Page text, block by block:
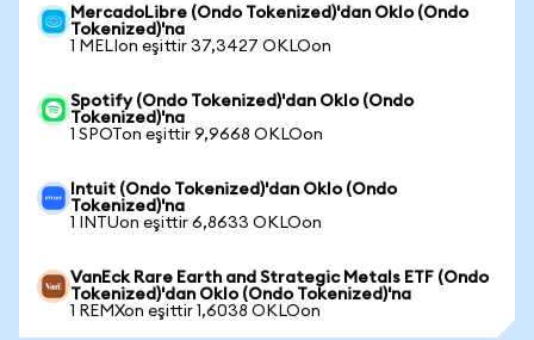
MercadoLibre (Ondo Tokenized)'dan Oklo (Ondo
Tokenized)'na
1 MELIon eşittir 37,3427 OKLOon
Spotify (Ondo Tokenized)'dan Oklo (Ondo
Tokenized)'na
1 SPOTon eşittir 9,9668 OKLOon
Intuit (Ondo Tokenized)'dan Oklo (Ondo
Tokenized)'na
1 INTUon eşittir 6,8633 OKLOon
VanEck Rare Earth and Strategic Metals ETF (Ondo
Tokenized)'dan Oklo (Ondo Tokenized)'na
1 REMXon eşittir 1,6038 OKLOon